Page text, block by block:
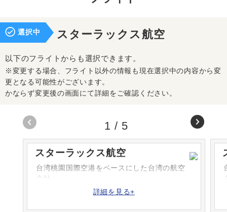
選択中 スターラックス航空
以下のフライトからも選択できます。
※変更する場合、フライト以外の情報も現在選択中の内容から変
更となる可能性がございます。
かならず変更後の画面にて詳細をご確認ください。
スターラックス航空
台湾桃園国際空港をベースにした台湾の航空
会社。
詳細を見る+
1 / 5